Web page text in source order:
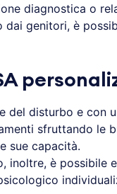
diagnostica o
dai genitori, è
del disturbo e con
sfruttando le
sue capacità.
inoltre, è possibile